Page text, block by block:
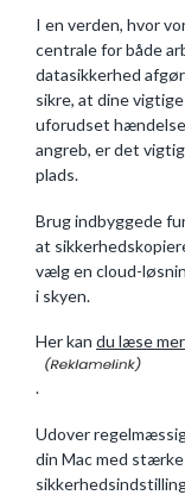
I en verden, hvor
centrale for både
datasikkerhed
sikre, at dine
uforudset
angreb, er det
plads.
Brug indbyggede
at
vælg en cloud-
i skyen.
Her kan du læse
.
Udover
din Mac med